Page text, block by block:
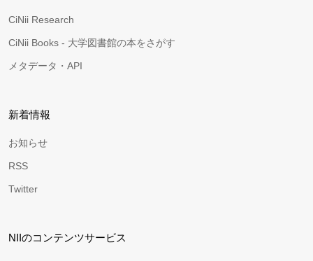
CiNii Research
CiNii Books - 大学図書館の本をさがす
メタデータ・API
新着情報
お知らせ
RSS
Twitter
NIIのコンテンツサービス